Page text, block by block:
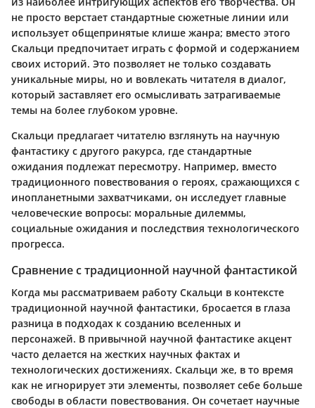
не просто верстает стандартные сюжетные линии или
использует общепринятые клише жанра; вместо этого
Скальци предпочитает играть с формой и содержанием
своих историй. Это позволяет не только создавать
уникальные миры, но и вовлекать читателя в диалог,
который заставляет его осмысливать затрагиваемые
темы на более глубоком уровне.
Скальци предлагает читателю взглянуть на научную
фантастику с другого ракурса, где стандартные
ожидания подлежат пересмотру. Например, вместо
традиционного повествования о героях, сражающихся с
инопланетными захватчиками, он исследует главные
человеческие вопросы: моральные дилеммы,
социальные ожидания и последствия технологического
прогресса.
Сравнение с традиционной научной фантастикой
Когда мы рассматриваем работу Скальци в контексте
традиционной научной фантастики, бросается в глаза
разница в подходах к созданию вселенных и
персонажей. В привычной научной фантастике акцент
часто делается на жестких научных фактах и
технологических достижениях. Скальци же, в то время
как не игнорирует эти элементы, позволяет себе больше
свободы в области повествования. Он сочетает научные